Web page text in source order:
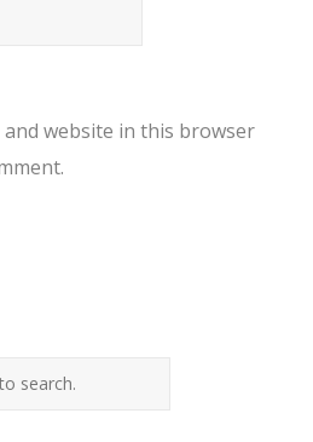
and website in this browser